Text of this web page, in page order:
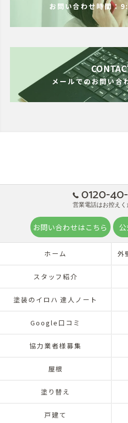
お問い合わせ時間：
メールでのお問い合
0120-
営業電話はお控えく
お問い合わせはこちら
ホーム 外
スタッフ紹介
塗装のイロハ 達人ノート
Google口コミ
協力業者様募集
屋根
塗り替え
戸建て